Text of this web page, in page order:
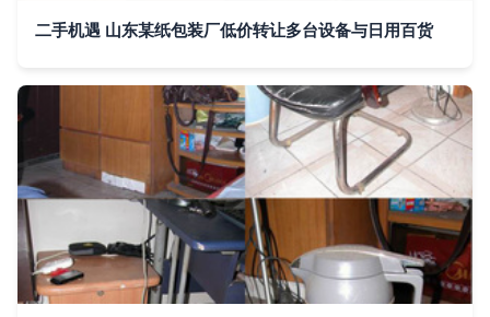
二手机遇 山东某纸包装厂低价转让多台设备与日用百货